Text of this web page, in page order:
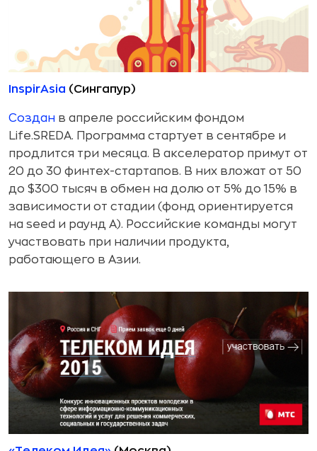
InspirAsia (Сингапур)
Создан в апреле российским фондом
Life.SREDA. Программа стартует в сентябре и
продлится три месяца. В акселератор примут от
20 до 30 финтех-стартапов. В них вложат от 50
до $300 тысяч в обмен на долю от 5% до 15% в
зависимости от стадии (фонд ориентируется
на seed и раунд A). Российские команды могут
участвовать при наличии продукта,
работающего в Азии.